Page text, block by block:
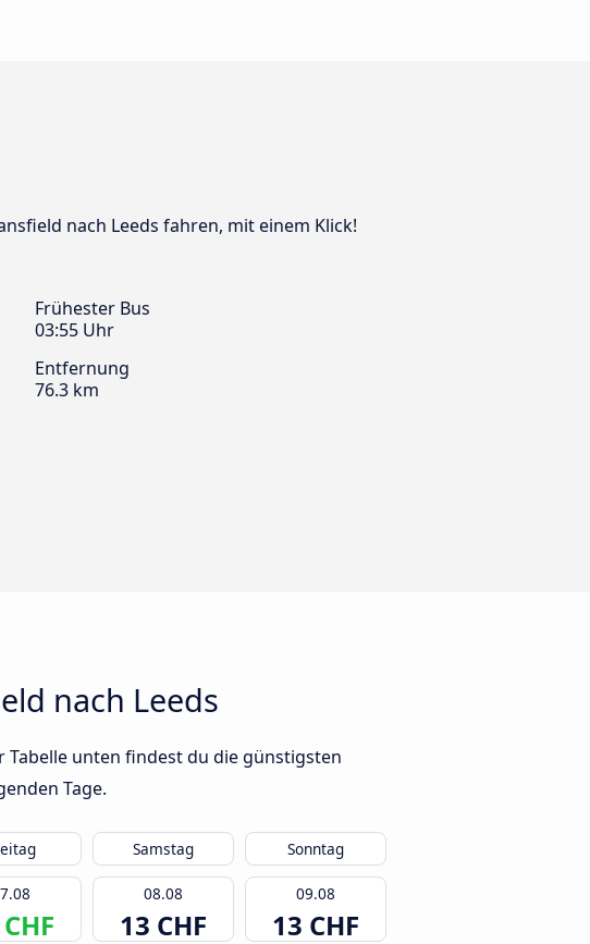
nach Leeds fahren, mit einem Klick!
Frühester Bus
03:55 Uhr
Entfernung
76.3 km
nach Leeds
Tabelle unten findest du die günstigsten
Tage.
Samstag Sonntag
08.08
13 CHF
09.08
13 CHF